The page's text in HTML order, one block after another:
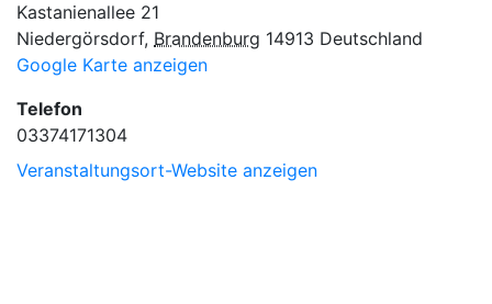
Kastanienallee 21
Niedergörsdorf, Brandenburg 14913 Deutschland
Google Karte anzeigen
Telefon
03374171304
Veranstaltungsort-Website anzeigen